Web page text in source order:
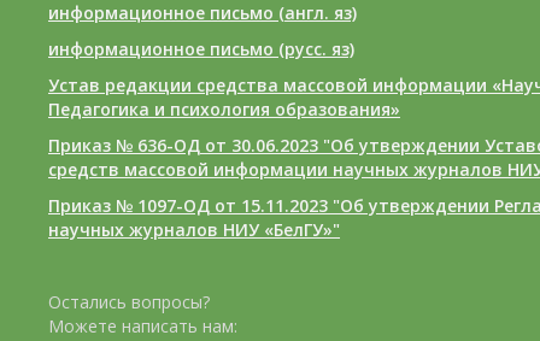
информационное письмо (англ. яз)
информационное письмо (русс. яз)
Устав редакции средства массовой информации
Педагогика и психология образования»
Приказ № 636-ОД от 30.06.2023 "Об утверждении
средств массовой информации научных журналов
Приказ № 1097-ОД от 15.11.2023 "Об утверждении
научных журналов НИУ «БелГУ»"
Остались вопросы?
Можете написать нам: